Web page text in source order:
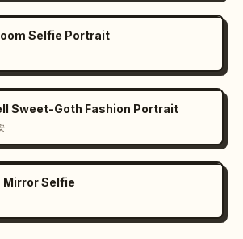
Selfie Portrait
Sweet-Goth Fashion Portrait
Mirror Selfie